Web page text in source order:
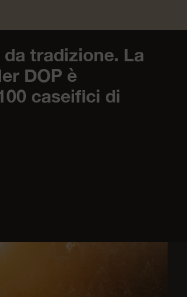
tradizione. La
DOP è
caseifici di